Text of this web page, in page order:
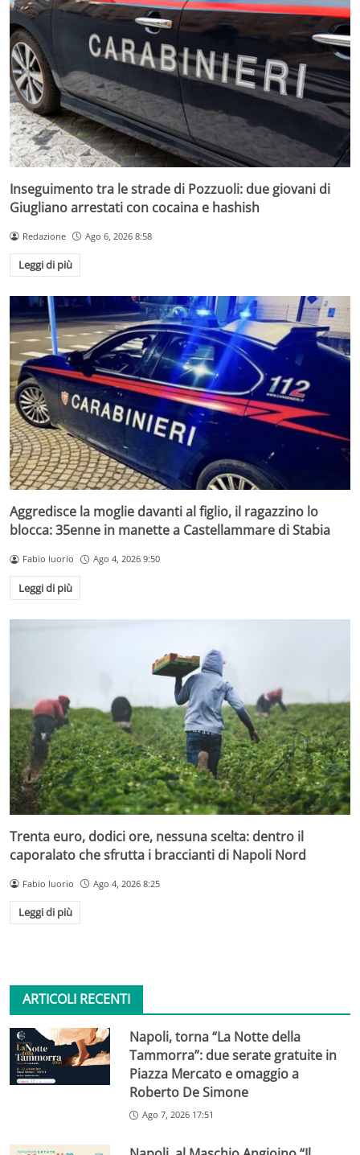
Inseguimento tra le strade di Pozzuoli: due giovani di
Giugliano arrestati con cocaina e hashish
Redazione Ago 6, 2026 8:58
Leggi di più
Aggredisce la moglie davanti al figlio, il ragazzino lo
blocca: 35enne in manette a Castellammare di Stabia
Fabio Iuorio Ago 4, 2026 9:50
Leggi di più
Trenta euro, dodici ore, nessuna scelta: dentro il
caporalato che sfrutta i braccianti di Napoli Nord
Fabio Iuorio Ago 4, 2026 8:25
Leggi di più
ARTICOLI RECENTI
Napoli, torna “La Notte della
Tammorra”: due serate gratuite in
Piazza Mercato e omaggio a
Roberto De Simone
Ago 7, 2026 17:51